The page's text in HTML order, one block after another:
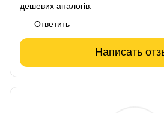
дешевих аналогів.
Ответить
Написать